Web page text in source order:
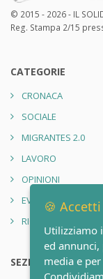
© 2015 - 2026 - IL
Reg. Stampa 2/15
CATEGORIE
CRONACA
SOCIALE
MIGRANTES 2.0
LAVORO
OPINIONI
EVENTI
RIONE SANITÀ 2.0
SEZIONI
🍪
Utilizziamo
ed
media e